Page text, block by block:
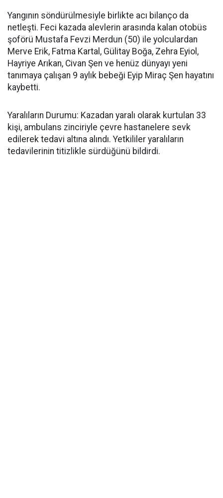
​Yangının söndürülmesiyle birlikte acı bilanço da
netleşti. Feci kazada alevlerin arasında kalan otobüs
şoförü Mustafa Fevzi Merdun (50) ile yolculardan
Merve Erik, Fatma Kartal, Gülitay Boğa, Zehra Eyiol,
Hayriye Arıkan, Civan Şen ve henüz dünyayı yeni
tanımaya çalışan 9 aylık bebeği Eyip Miraç Şen hayatını
kaybetti.
​Yaralıların Durumu: Kazadan yaralı olarak kurtulan 33
kişi, ambulans zinciriyle çevre hastanelere sevk
edilerek tedavi altına alındı. Yetkililer yaralıların
tedavilerinin titizlikle sürdüğünü bildirdi.